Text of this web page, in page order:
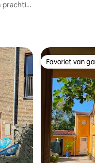
prachtig
Favoriet van
Favoriet van